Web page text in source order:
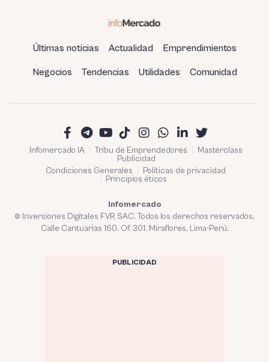
Últimas noticias Actualidad Emprendimientos
Negocios Tendencias Utilidades Comunidad
Infomercado IA Tribu de Emprendedores
Masterclass
Publicidad
Condiciones Generales
Políticas de privacidad
Principios éticos
Infomercado
© Inversiones Digitales FVR SAC. Todos los derechos reservados.
Calle Cantuarias 160. Of. 301. Miraflores, Lima-Perú.
PUBLICIDAD